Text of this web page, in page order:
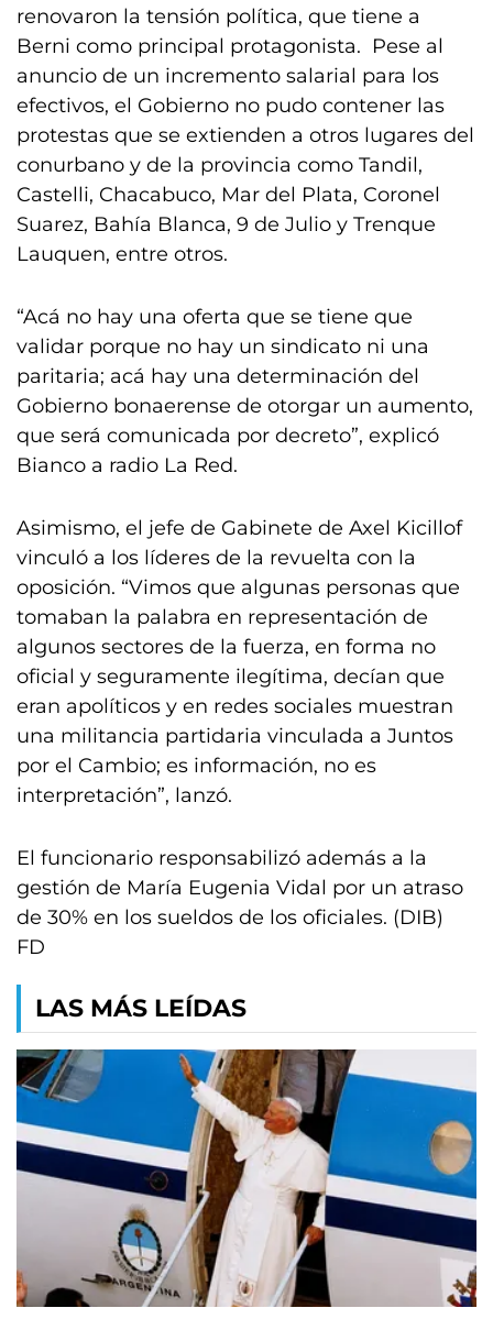
renovaron la tensión política, que tiene a
Berni como principal protagonista. Pese al
anuncio de un incremento salarial para los
efectivos, el Gobierno no pudo contener las
protestas que se extienden a otros lugares del
conurbano y de la provincia como Tandil,
Castelli, Chacabuco, Mar del Plata, Coronel
Suarez, Bahía Blanca, 9 de Julio y Trenque
Lauquen, entre otros.
“Acá no hay una oferta que se tiene que
validar porque no hay un sindicato ni una
paritaria; acá hay una determinación del
Gobierno bonaerense de otorgar un aumento,
que será comunicada por decreto”, explicó
Bianco a radio La Red.
Asimismo, el jefe de Gabinete de Axel Kicillof
vinculó a los líderes de la revuelta con la
oposición. “Vimos que algunas personas que
tomaban la palabra en representación de
algunos sectores de la fuerza, en forma no
oficial y seguramente ilegítima, decían que
eran apolíticos y en redes sociales muestran
una militancia partidaria vinculada a Juntos
por el Cambio; es información, no es
interpretación”, lanzó.
El funcionario responsabilizó además a la
gestión de María Eugenia Vidal por un atraso
de 30% en los sueldos de los oficiales. (DIB)
FD
LAS MÁS LEÍDAS